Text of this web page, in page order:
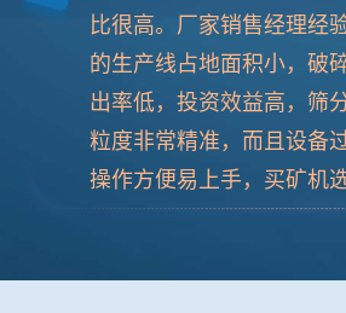
比很高。厂家销售经理经
的生产线占地面积小，破
出率低，投资效益高，筛
粒度非常精准，而且设备
操作方便易上手，买矿机